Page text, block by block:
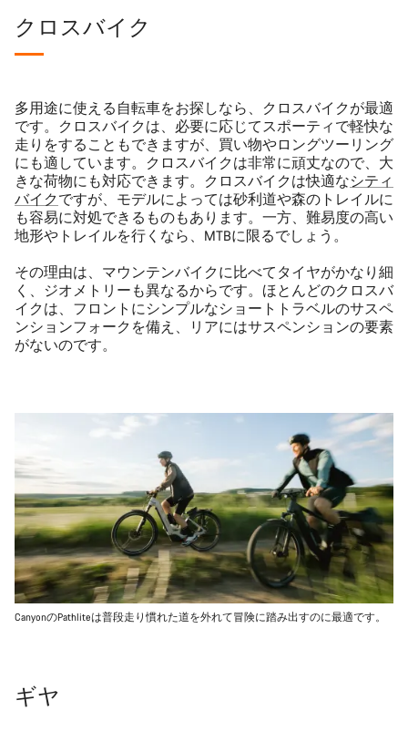
クロスバイク
多用途に使える自転車をお探しなら、クロスバイクが最適
です。クロスバイクは、必要に応じてスポーティで軽快な
走りをすることもできますが、買い物やロングツーリング
にも適しています。クロスバイクは非常に頑丈なので、大
きな荷物にも対応できます。クロスバイクは快適なシティ
バイク ですが、モデルによっては砂利道や森のトレイルに
も容易に対処できるものもあります。一方、難易度の高い
地形やトレイルを行くなら、MTBに限るでしょう。
その理由は、マウンテンバイクに比べてタイヤがかなり細
く、ジオメトリーも異なるからです。ほとんどのクロスバ
イクは、フロントにシンプルなショートトラベルのサスペ
ンションフォークを備え、リアにはサスペンションの要素
がないのです。
CanyonのPathliteは普段走り慣れた道を外れて冒険に踏み出すのに最適です。
ギヤ